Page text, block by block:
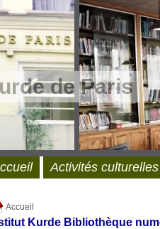
de Paris
Accueil
Kurde Bibliothèque
Activités culturelles